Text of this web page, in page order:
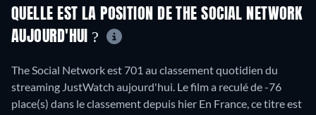
QUELLE EST LA POSITION DE THE SOCIAL NETWORK
AUJOURD'HUI ?
The Social Network est 701 au classement quotidien du
streaming JustWatch aujourd'hui. Le film a reculé de -76
place(s) dans le classement depuis hier En France, ce titre est